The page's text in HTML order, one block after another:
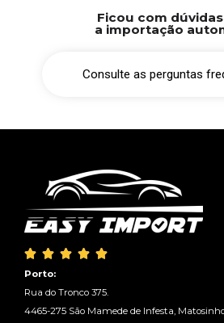
Ficou com
a importação
Consulte as perguntas
    
Porto:
Rua do Tronco 375.
4465-275 São Mamede de Infesta,